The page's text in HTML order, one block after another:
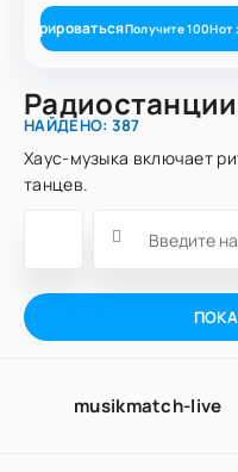
Получите100Нот
НАЙДЕНО: 387
Хаус-музыка включает
танцев.
musikmatch-live